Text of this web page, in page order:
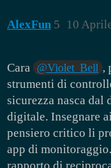
AlexFun 10
5
Cara @Violet_Bell ,
strumenti di
sicurezza nasca dal
digitale. Insegnare
pensiero critico li
app di